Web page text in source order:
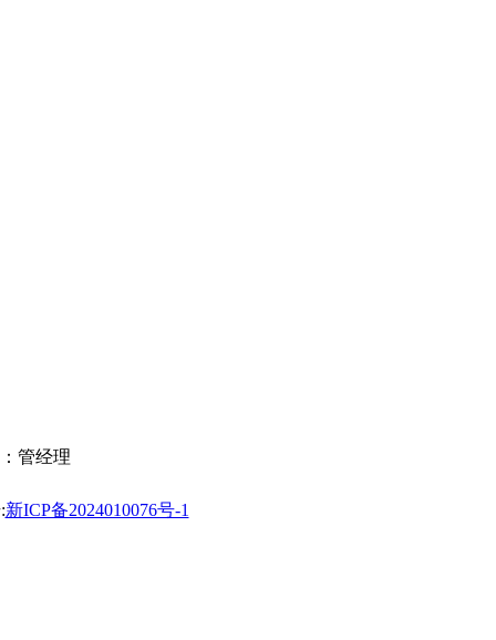
管经理
新ICP备2024010076号-1